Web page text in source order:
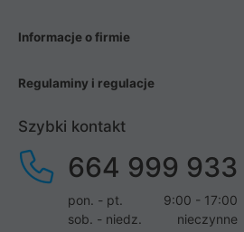
Informacje o firmie
Regulaminy i regulacje
Szybki kontakt
664 999 933
pon. - pt.
9:00 - 17:00
sob. - niedz.
nieczynne